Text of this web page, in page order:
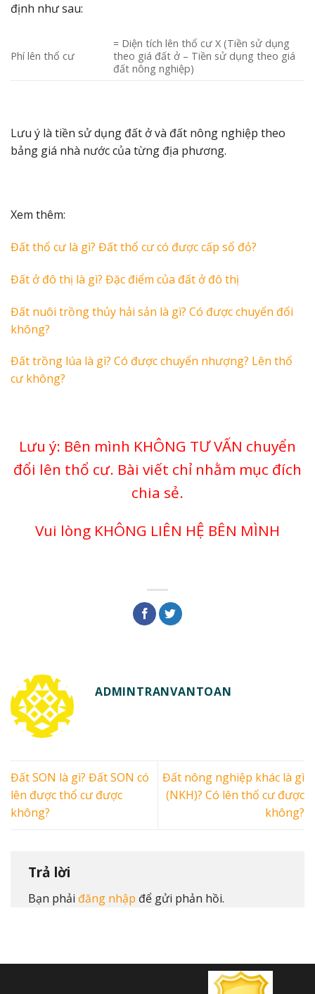
định như sau:
Phí lên thổ cư
= Diện tích lên thổ cư X (Tiền sử dụng
theo giá đất ở – Tiền sử dụng theo giá
đất nông nghiệp)
Lưu ý là tiền sử dụng đất ở và đất nông nghiệp theo
bảng giá nhà nước của từng địa phương.
Xem thêm:
Đất thổ cư là gì? Đất thổ cư có được cấp sổ đỏ?
Đất ở đô thị là gì? Đặc điểm của đất ở đô thị
Đất nuôi trồng thủy hải sản là gì? Có được chuyển đổi
không?
Đất trồng lúa là gì? Có được chuyển nhượng? Lên thổ
cư không?
Lưu ý: Bên mình KHÔNG TƯ VẤN chuyển
đổi lên thổ cư. Bài viết chỉ nhằm mục đích
chia sẻ.
Vui lòng KHÔNG LIÊN HỆ BÊN MÌNH
ADMINTRANVANTOAN
Đất SON là gì? Đất SON có
lên được thổ cư được
không?
Đất nông nghiệp khác là gì
(NKH)? Có lên thổ cư được
không?
Trả lời
Bạn phải đăng nhập để gửi phản hồi.